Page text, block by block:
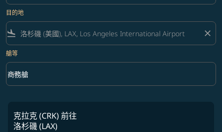
目的地
flight_land close
艙等
艙等 option 商務艙 Selected
商務艙
keyboard_arrow_down
克拉克 (CRK)前往
洛杉磯 (LAX)